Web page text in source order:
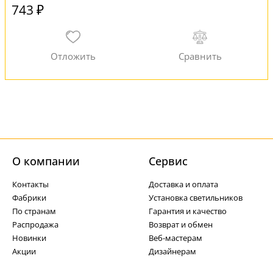
743 ₽
О компании
Контакты
Фабрики
По странам
Распродажа
Новинки
Акции
Cервис
Доставка и оплата
Установка светильников
Гарантия и качество
Возврат и обмен
Веб-мастерам
Дизайнерам